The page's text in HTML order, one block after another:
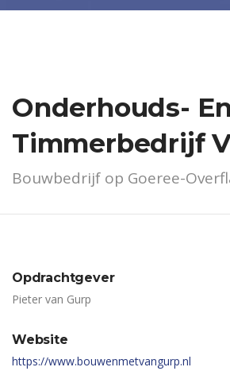
Onderhouds-
Timmerbedrijf
Bouwbedrijf op Goeree-
Opdrachtgever
Pieter van Gurp
Website
https://www.bouwenmetvangurp.nl